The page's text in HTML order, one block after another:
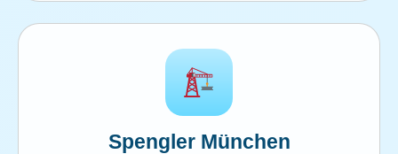
Spengler München